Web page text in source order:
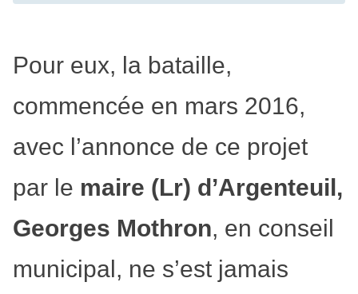
Pour eux, la bataille,
commencée en mars 2016,
avec l’annonce de ce projet
par le maire (Lr) d’Argenteuil,
Georges Mothron, en conseil
municipal, ne s’est jamais